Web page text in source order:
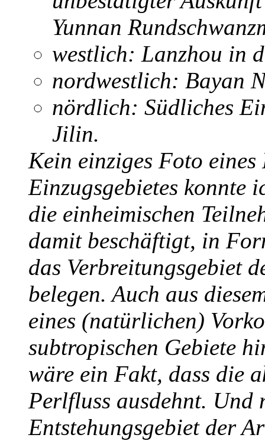
Yunnan
westlich: Lanzhou in
nordwestlich: Bayan
nördlich: Südliches
Jilin.
Kein einziges Foto
Einzugsgebietes konnte
die einheimischen
damit beschäftigt, in
das Verbreitungsgebiet
belegen. Auch aus
eines (natürlichen)
subtropischen Gebiete
wäre ein Fakt, dass die
Perlfluss ausdehnt. Und
Entstehungsgebiet der